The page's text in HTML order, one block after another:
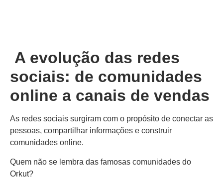
A evolução das redes
sociais: de comunidades
online a canais de vendas
As redes sociais surgiram com o propósito de conectar as
pessoas, compartilhar informações e construir
comunidades online.
Quem não se lembra das famosas comunidades do
Orkut?